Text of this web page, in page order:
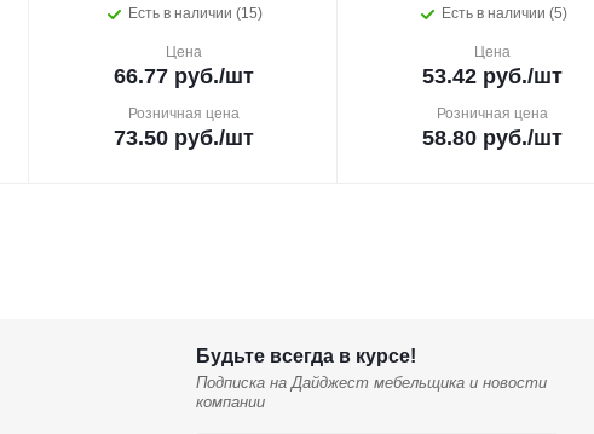
Есть в наличии (15)
Цена
66.77руб./шт
Розничная цена
73.50руб./шт
Есть в наличии (5)
Цена
53.42руб./шт
Розничная цена
58.80руб./шт
Будьте всегда в курсе!
Подписка на Дайджест мебельщика и новости
компании